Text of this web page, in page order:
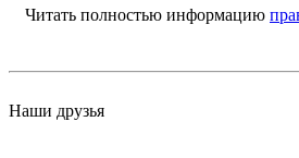
Читать полностью информацию
Наши друзья